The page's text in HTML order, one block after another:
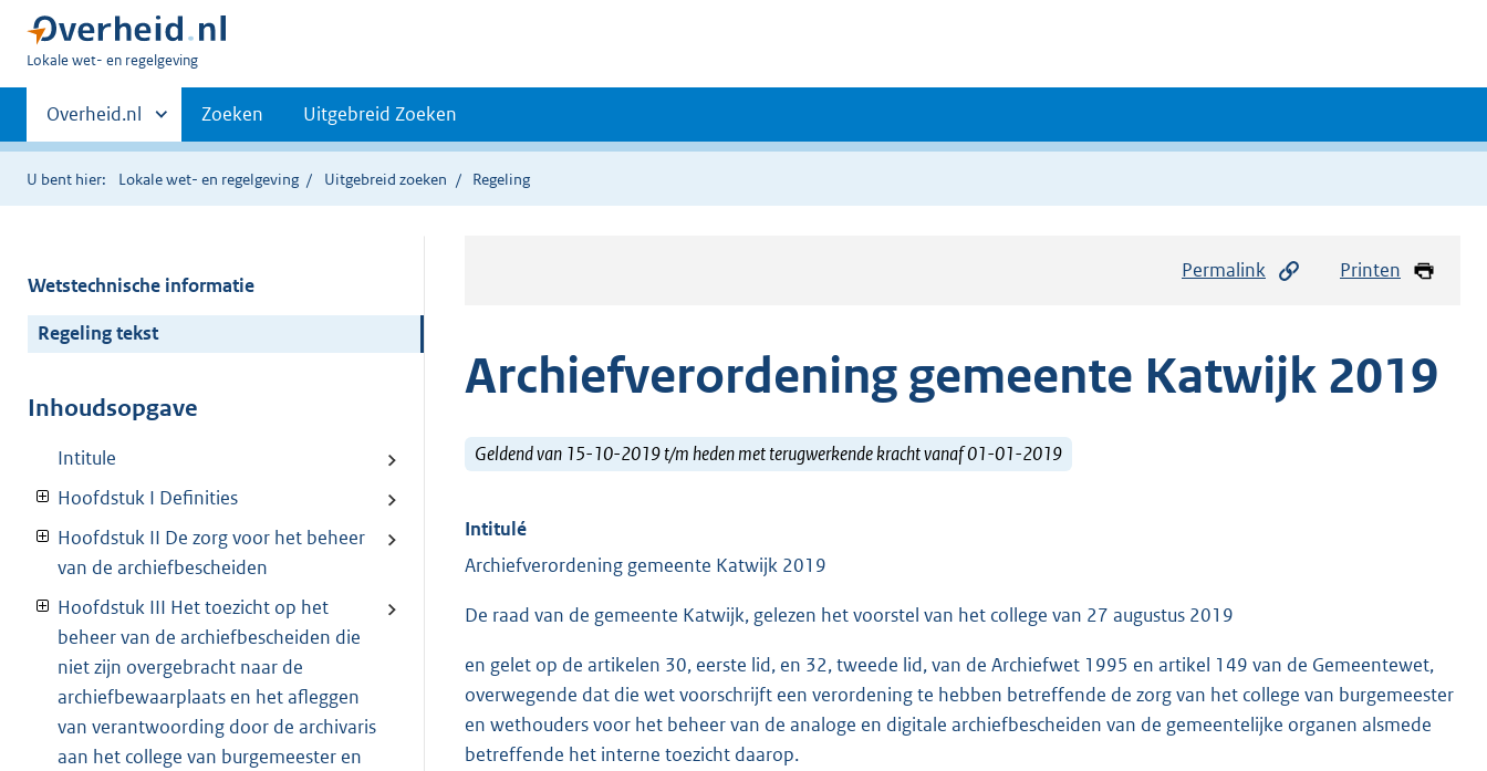
U
hier:
Lokale wet- en regelgeving
Primaire
navigatie
Andere
sites
binnen
Overheid.nl Zoeken Uitgebreid Zoeken
U bent hier: Lokale wet- en regelgeving Uitgebreid zoeken Regeling
Wetstechnische informatie
Regeling tekst
Inhoudsopgave
Intitule
Hoofdstuk I Definities
Hoofdstuk II De zorg voor het beheer
van de archiefbescheiden
Hoofdstuk III Het toezicht op het
beheer van de archiefbescheiden die
niet zijn overgebracht naar de
archiefbewaarplaats en het afleggen
van verantwoording door de archivaris
aan het college van burgemeester en
Permalink Printen
Archiefverordening gemeente Katwijk 2019
Geldend van 15-10-2019 t/m heden met terugwerkende kracht vanaf 01-01-2019
Intitulé
Archiefverordening gemeente Katwijk 2019
De raad van de gemeente Katwijk, gelezen het voorstel van het college van 27 augustus 2019
en gelet op de artikelen 30, eerste lid, en 32, tweede lid, van de Archiefwet 1995 en artikel 149 van de Gemeentewet,
overwegende dat die wet voorschrijft een verordening te hebben betreffende de zorg van het college van burgemeester
en wethouders voor het beheer van de analoge en digitale archiefbescheiden van de gemeentelijke organen alsmede
betreffende het interne toezicht daarop.